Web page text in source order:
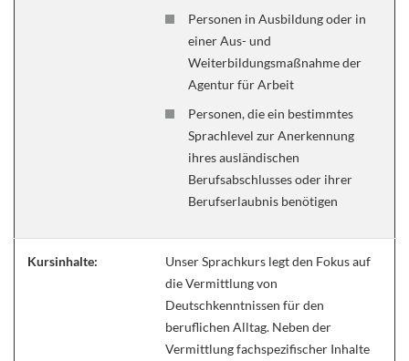
Personen in Ausbildung oder in
einer Aus- und
Weiterbildungsmaßnahme der
Agentur für Arbeit
Personen, die ein bestimmtes
Sprachlevel zur Anerkennung
ihres ausländischen
Berufsabschlusses oder ihrer
Berufserlaubnis benötigen
Kursinhalte:
Unser Sprachkurs legt den Fokus auf
die Vermittlung von
Deutschkenntnissen für den
beruflichen Alltag. Neben der
Vermittlung fachspezifischer Inhalte